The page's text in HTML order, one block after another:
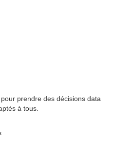
prendre des décisions data
à tous.